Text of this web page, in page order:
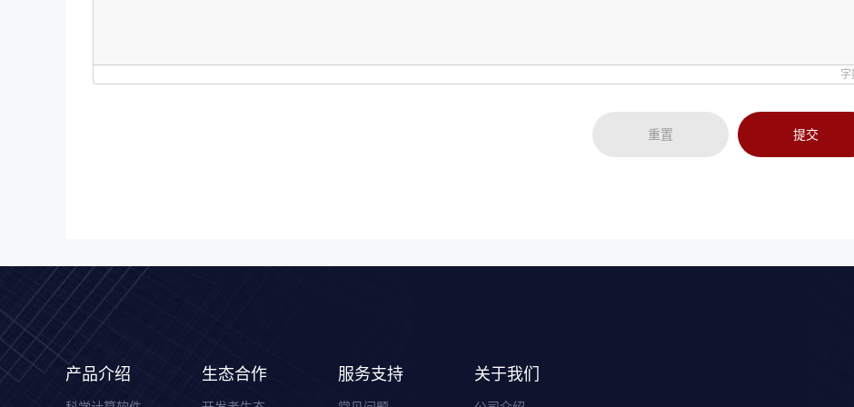
字
重置 提交
产品介绍 生态合作 服务支持 关于我们